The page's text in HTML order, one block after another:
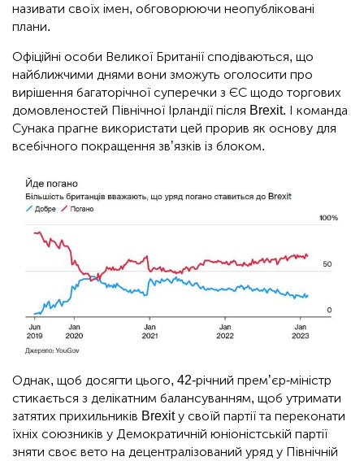
називати своїх імен, обговорюючи неопубліковані
плани.
Офіційні особи Великої Британії сподіваються, що
найближчими днями вони зможуть оголосити про
вирішення багаторічної суперечки з ЄС щодо торгових
домовленостей Північної Ірландії після Brexit. І команда
Сунака прагне використати цей прорив як основу для
всебічного покращення зв’язків із блоком.
Однак, щоб досягти цього, 42-річний прем’єр-міністр
стикається з делікатним балансуванням, щоб утримати
затятих прихильників Brexit у своїй партії та переконати
їхніх союзників у Демократичній юніоністській партії
зняти своє вето на децентралізований уряд у Північній